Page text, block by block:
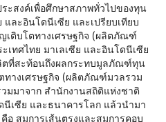
ะสงค์เพื่อศึกษาสภาพทั่วไปของทุน
และอินโดนีเซีย และเปรียบเทียบ
เติบโตทางเศรษฐกิจ (ผลิตภัณฑ์
เทศไทย มาเลเซีย และอินโดนีเซีย
ตที่สะท้อนถึงผลกระทบมูลภัณฑ์ทุน
ทางเศรษฐกิจ (ผลิตภัณฑ์มวลรวม
มมาจาก สำนักงานสถิติแห่งชาติ
นีเซีย และธนาคารโลก แล้วนำมา
อ สมการเส้นตรงและสมการคอบ